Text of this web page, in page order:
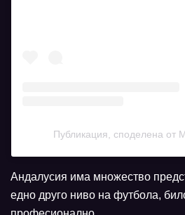
Публикация, споделена от
Андалусия има множество
едно друго ниво на футбола,